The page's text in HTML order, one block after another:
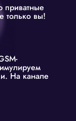
приватные
только вы!
На канале